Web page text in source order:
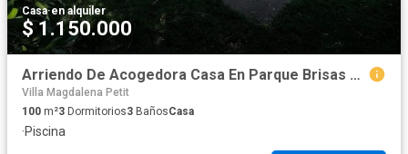
Casa·en alquiler
$ 1.150.000
Arriendo De Acogedora Casa En Parque Brisas Norte Chicureo
Villa Magdalena Petit
100 m²3 Dormitorios3 BañosCasa
·Piscina